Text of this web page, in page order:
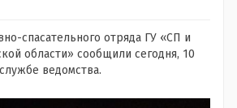
спасательного отряда ГУ «СП и
области» сообщили сегодня, 10
ведомства.